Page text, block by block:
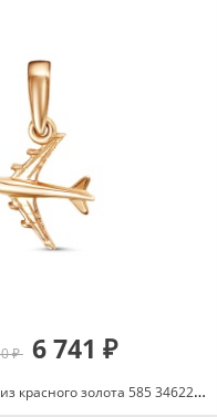
₽ 6 741 ₽
Подвеска Самолет из красного золота 585 3462200 1 10